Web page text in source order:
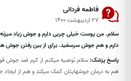
فاطمه فردائی
۲۷ اردیبهشت ۱۴۰۰
سلام. من پوست خیلی چربی دارم و جوش زیاد
دارم و هم جوش سرسفید. برای از بین رفتن جوش
پاسخ پزشک: سلام توصیه میکنم از کرم ضد جوش
هم به درمان جوشهایتان کمک میکند و هم از